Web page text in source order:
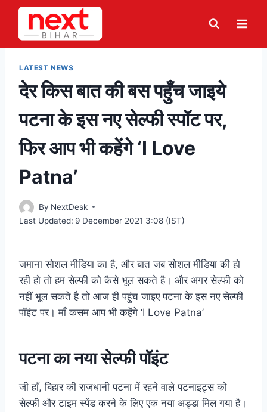
Skip
content
LATEST NEWS
देर किस बात की बस पहुँच जाइये
पटना के इस नए सेल्फी स्पॉट पर,
फिर आप भी कहेंगे ‘I Love
Patna’
By NextDesk
Last Updated: 9 December 2021 3:08 (IST)
जमाना सोशल मीडिया का है, और बात जब सोशल मीडिया की हो
रही हो तो हम सेल्फी को कैसे भूल सकते है। और अगर सेल्फी को
नहीं भूल सकते है तो आज ही पहुंच जाइए पटना के इस नए सेल्फी
पॉइंट पर। माँ कसम आप भी कहेंगे ‘I Love Patna’
पटना का नया सेल्फी पॉइंट
जी हाँ, बिहार की राजधानी पटना में रहने वाले पटनाइट्स को
सेल्फी और टाइमस्पेंडकरने के लिए एक नया अड्डा मिल गया है।